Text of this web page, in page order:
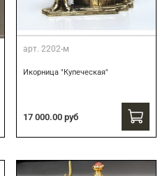
арт. 2202-м
Икорница "Купеческая"
17 000.00 руб